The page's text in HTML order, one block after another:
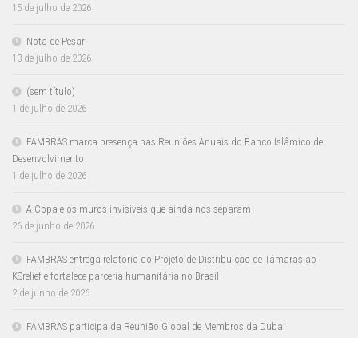
15 de julho de 2026
Nota de Pesar
13 de julho de 2026
(sem título)
1 de julho de 2026
FAMBRAS marca presença nas Reuniões Anuais do Banco Islâmico de
Desenvolvimento
1 de julho de 2026
A Copa e os muros invisíveis que ainda nos separam
26 de junho de 2026
FAMBRAS entrega relatório do Projeto de Distribuição de Tâmaras ao
KSrelief e fortalece parceria humanitária no Brasil
2 de junho de 2026
FAMBRAS participa da Reunião Global de Membros da Dubai